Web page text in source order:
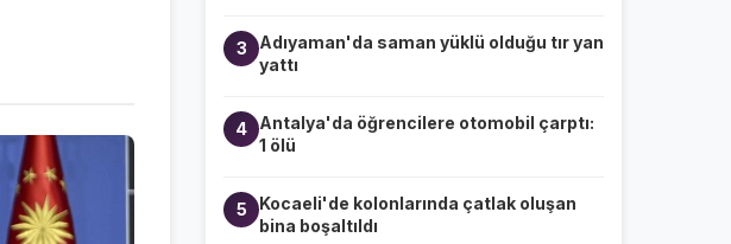
3
Adıyaman'da saman yüklü olduğu tır yan
yattı
4
Antalya'da öğrencilere otomobil çarptı:
1 ölü
5
Kocaeli'de kolonlarında çatlak oluşan
bina boşaltıldı